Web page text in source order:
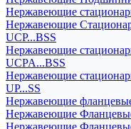
Нержавеющие
Нержавеющие
UCP...BSS
Нержавеющие
UCPA...BSS
Нержавеющие
UP...SS
Нержавеющие фланцевые
Нержавеющие
Нержавеющие